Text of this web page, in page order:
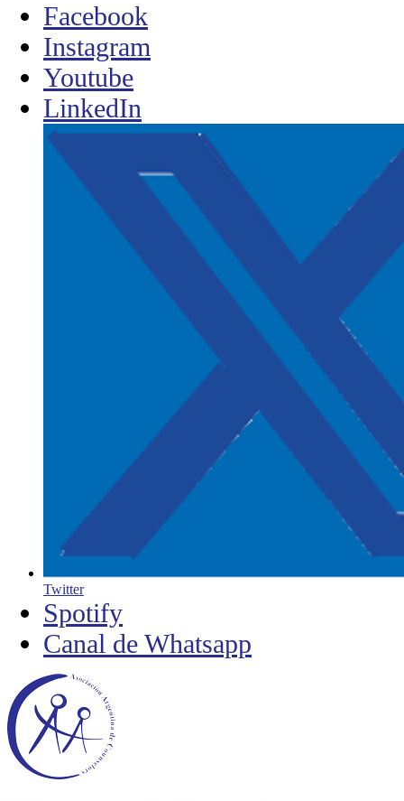
Facebook
Instagram
Youtube
LinkedIn
Twitter
Spotify
Canal de Whatsapp